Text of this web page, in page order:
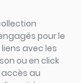
pour le
avec les
ou en click
au